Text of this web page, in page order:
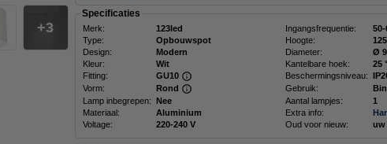
3
Specificaties
Merk: 123led Ingangsfrequentie:
50-
Type:
Opbouwspot Hoogte:
Design:
Modern Diameter:
Ø
Kleur:
Wit Kantelbare hoek:
25 °
Fitting:
GU10 Beschermingsniveau:
Vorm:
Rond Gebruik:
Lamp inbegrepen: Nee Aantal lampjes:
1
Materiaal:
Aluminium Extra info:
Voltage:
220-240 V Oud voor nieuw: uw